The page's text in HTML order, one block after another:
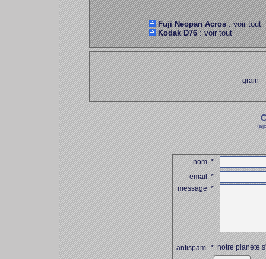
Fuji Neopan Acros: voir tout
Kodak D76: voir tout
grain
nom*
email*
message*
antispam *notre planète